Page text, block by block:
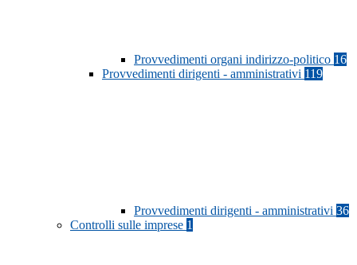
Provvedimenti organi indirizzo-politico 16
Provvedimenti dirigenti - amministrativi 119
Provvedimenti dirigenti - amministrativi 36
Controlli sulle imprese 1